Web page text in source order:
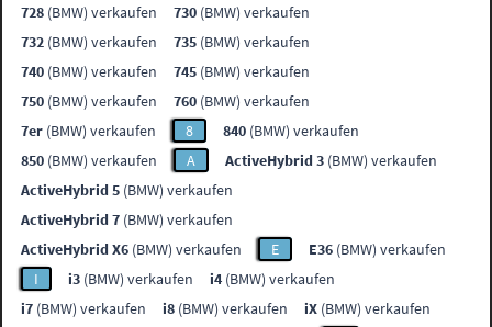
728 (BMW) verkaufen 730 (BMW) verkaufen
732 (BMW) verkaufen 735 (BMW) verkaufen
740 (BMW) verkaufen 745 (BMW) verkaufen
750 (BMW) verkaufen 760 (BMW) verkaufen
7er (BMW) verkaufen 8 840 (BMW) verkaufen
850 (BMW) verkaufen A ActiveHybrid 3 (BMW) verkaufen
ActiveHybrid 5 (BMW) verkaufen
ActiveHybrid 7 (BMW) verkaufen
ActiveHybrid X6 (BMW) verkaufen E E36 (BMW) verkaufen
I
i3 (BMW) verkaufen i4 (BMW) verkaufen
i7 (BMW) verkaufen i8 (BMW) verkaufen iX (BMW) verkaufen